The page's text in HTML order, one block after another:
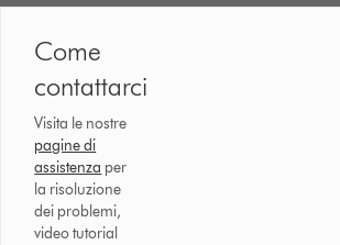
Come
contattarci
Visita le nostre
pagine di
assistenza per
la risoluzione
dei problemi,
video tutorial